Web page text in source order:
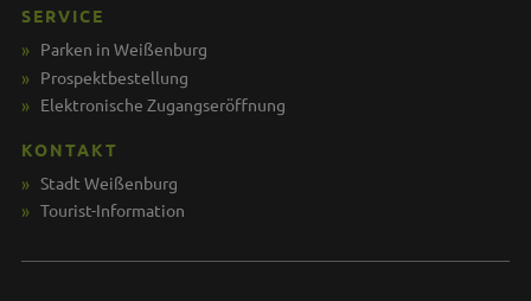
SERVICE
Parken in Weißenburg
Prospektbestellung
Elektronische Zugangseröffnung
KONTAKT
Stadt Weißenburg
Tourist-Information